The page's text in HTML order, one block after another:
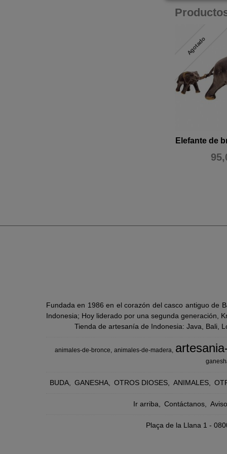
Agotado
Elefante de
Fundada en 1986 en el corazón del casco antiguo de
Indonesia; Hoy liderado por una segunda generación,
Tienda de artesanía de Indonesia: Java, Bali,
animales-de-bronce animales-de-madera
BUDA GANESHA OTROS DIOSES ANIMALES
Ir arriba Contáctanos
Plaça de la Llana 1 -